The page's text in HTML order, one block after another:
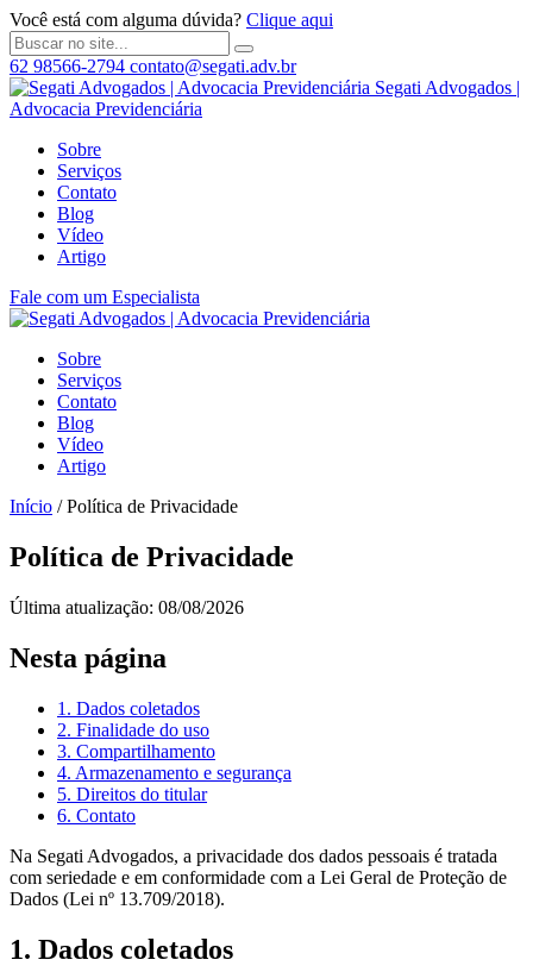
Você está com alguma dúvida? Clique aqui
62 98566-2794 contato@segati.adv.br
Segati Advogados |
Advocacia Previdenciária
Sobre
Serviços
Contato
Blog
Vídeo
Artigo
Fale com um Especialista
Sobre
Serviços
Contato
Blog
Vídeo
Artigo
Início /Política de Privacidade
Política de Privacidade
Última atualização: 08/08/2026
Nesta página
1. Dados coletados
2. Finalidade do uso
3. Compartilhamento
4. Armazenamento e segurança
5. Direitos do titular
6. Contato
Na Segati Advogados, a privacidade dos dados pessoais é tratada
com seriedade e em conformidade com a Lei Geral de Proteção de
Dados (Lei nº 13.709/2018).
1. Dados coletados